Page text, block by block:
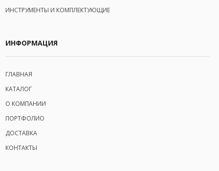
ИНСТРУМЕНТЫ И КОМПЛЕКТУЮЩИЕ
ИНФОРМАЦИЯ
ГЛАВНАЯ
КАТАЛОГ
О КОМПАНИИ
ПОРТФОЛИО
ДОСТАВКА
КОНТАКТЫ